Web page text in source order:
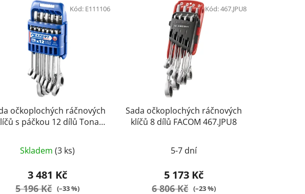
očkoplochých ráčnových
s páčkou 12 dílů Tona
hodnocení
produktu
je
Skladem(3 ks)
3 481 Kč
5 196 Kč (–33 %)
Kód: E111106
Sada očkoplochých ráčnových
klíčů 8 dílů FACOM 467.JPU8
5-7 dní
5 173 Kč
6 806 Kč (–23 %)
Kód:467.JPU8